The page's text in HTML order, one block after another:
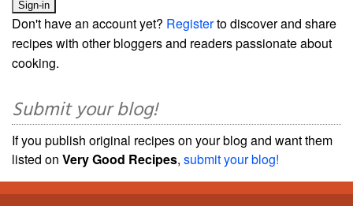
Don't have an account yet? Registerto discover and share
recipes with other bloggers and readers passionate about
cooking.
Submit your blog!
If you publish original recipes on your blog and want them
listed on Very Good Recipes, submit your blog!